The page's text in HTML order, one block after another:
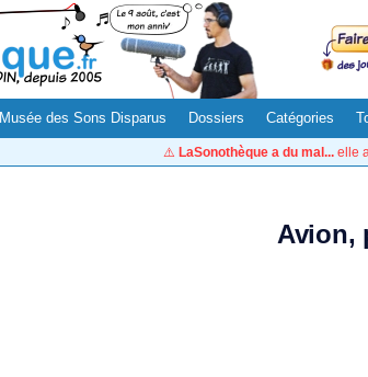
Musée des Sons Disparus Dossiers Catégories
⚠️ LaSonothèque a du mal... elle
Avion,